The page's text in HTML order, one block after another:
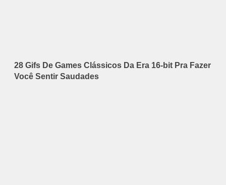
28 Gifs De Games Clássicos Da Era 16-bit Pra Fazer
Você Sentir Saudades